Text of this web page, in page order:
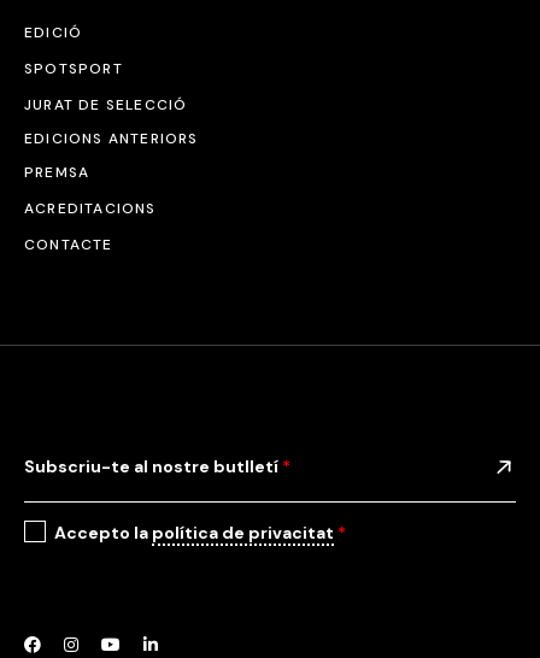
EDICIÓ
SPOTSPORT
JURAT DE SELECCIÓ
EDICIONS ANTERIORS
PREMSA
ACREDITACIONS
CONTACTE
Subscriu-te al nostre butlletí *
Accepto la política de privacitat *